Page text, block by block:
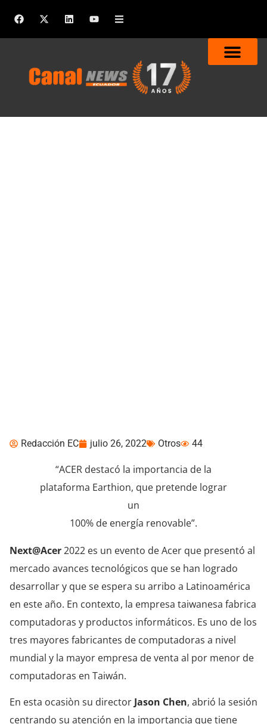
Redacción EC julio 26, 2022 Otros 44
“ACER destacó la importancia de la
plataforma Earthion, que pretende lograr
un
100% de energía renovable”.
Next@Acer2022 es un evento de Acer que presentó al
mercado avances tecnológicos que se han logrado
desarrollar y que se espera su arribo a Latinoamérica
en este año. En contexto, la empresa taiwanesa fabrica
computadoras y productos informáticos. Es uno de los
tres mayores fabricantes de computadoras a nivel
mundial y la mayor empresa de venta al por menor de
computadoras en Taiwán.
En esta ocasiòn su director Jason Chen, abrió la sesión
centrando su atención en la importancia que tiene